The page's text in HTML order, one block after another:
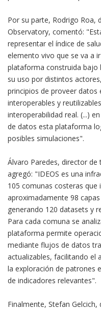
Por su parte, Rodrigo Roa,
Observatory, comentó:
representar el índice de
elemento vivo que se va a
plataforma construida bajo
su uso por distintos
principios de proveer datos
interoperables y
interoperabilidad real. (...)
de datos esta plataforma
posibles simulaciones".
Álvaro Paredes, director
agregó: "IDEOS es una
105 comunas costeras que
aproximadamente 98
generando 120 datasets y
Para cada comuna se
plataforma permite
mediante flujos de datos
actualizables, facilitando el
la exploración de patrones
de indicadores relevantes".
Finalmente, Stefan